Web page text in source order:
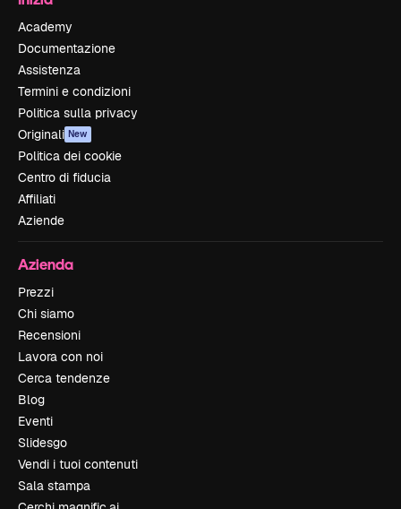
Academy
Documentazione
Assistenza
Termini e condizioni
Politica sulla privacy
Originali New
Politica dei cookie
Centro di fiducia
Affiliati
Aziende
Azienda
Prezzi
Chi siamo
Recensioni
Lavora con noi
Cerca tendenze
Blog
Eventi
Slidesgo
Vendi i tuoi contenuti
Sala stampa